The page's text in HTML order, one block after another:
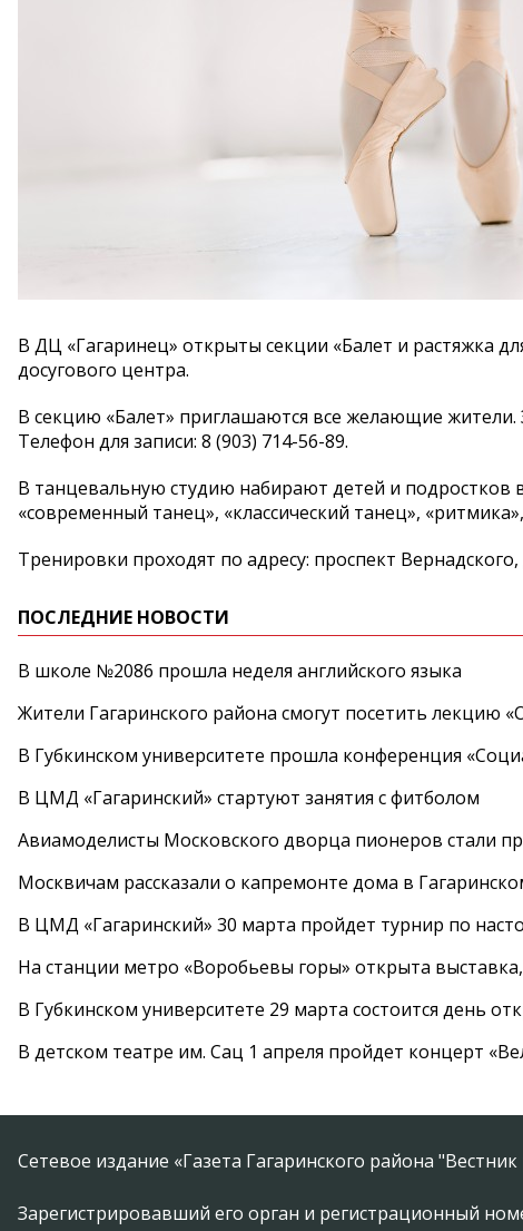
В ДЦ «Гагаринец» открыты секции «Балет и растяжка
досугового центра.
В секцию «Балет» приглашаются все желающие жители.
Телефон для записи: 8 (903) 714-56-89.
В танцевальную студию набирают детей и подростков
«современный танец», «классический танец»,
Тренировки проходят по адресу: проспект
ПОСЛЕДНИЕ НОВОСТИ
В школе №2086 прошла неделя английского языка
Жители Гагаринского района смогут посетить лекцию
В Губкинском университете прошла конференция
В ЦМД «Гагаринский» стартуют занятия с фитболом
Авиамоделисты Московского дворца пионеров стали
Москвичам рассказали о капремонте дома в
В ЦМД «Гагаринский» 30 марта пройдет турнир по
На станции метро «Воробьевы горы» открыта
В Губкинском университете 29 марта состоится день
В детском театре им. Сац 1 апреля пройдет концерт
Сетевое издание «Газета Гагаринского района
Зарегистрировавший его орган и регистрационный